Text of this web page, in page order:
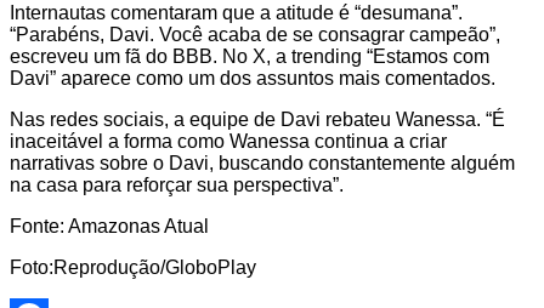
Internautas comentaram que a atitude é “desumana”.
“Parabéns, Davi. Você acaba de se consagrar campeão”,
escreveu um fã do BBB. No X, a trending “Estamos com
Davi” aparece como um dos assuntos mais comentados.
Nas redes sociais, a equipe de Davi rebateu Wanessa. “É
inaceitável a forma como Wanessa continua a criar
narrativas sobre o Davi, buscando constantemente alguém
na casa para reforçar sua perspectiva”.
Fonte: Amazonas Atual
Foto:Reprodução/GloboPlay